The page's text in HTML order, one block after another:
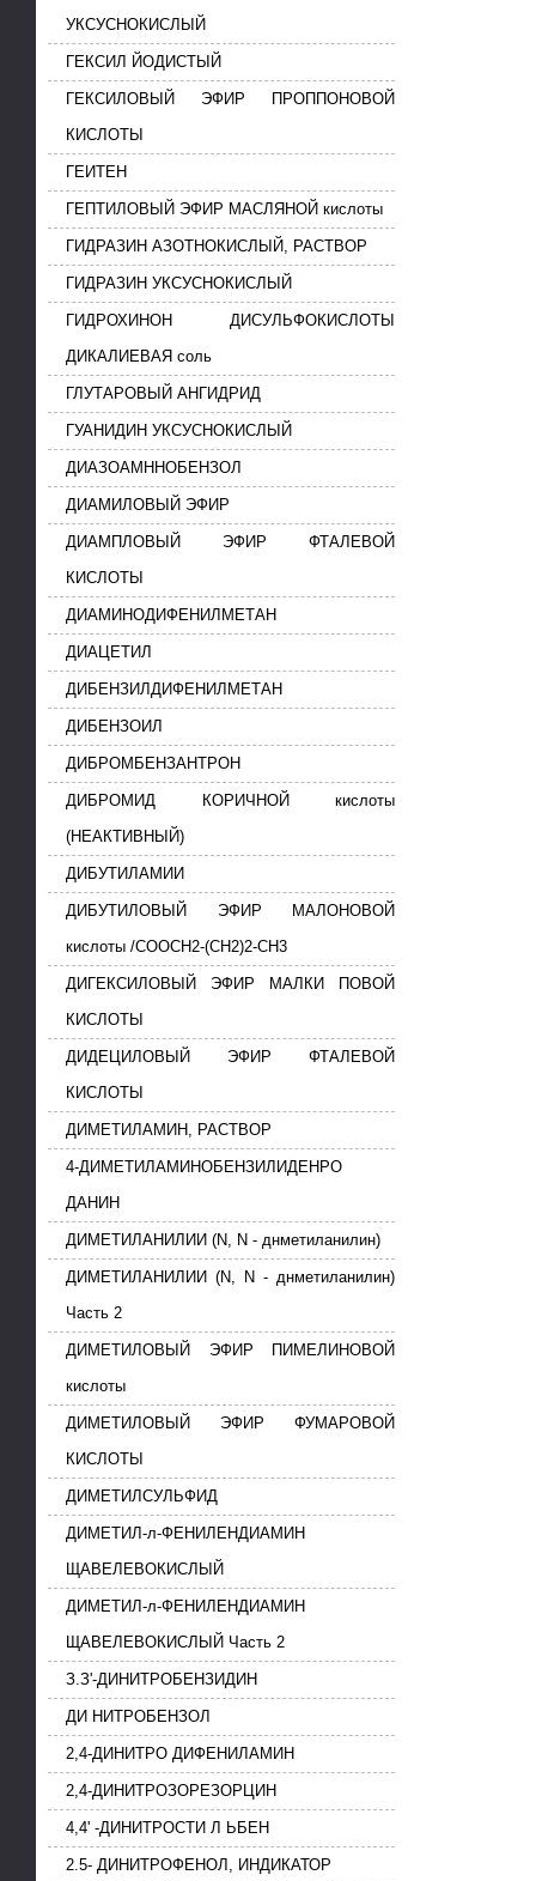
УКСУСНОКИСЛЫЙ
ГЕКСИЛ ЙОДИСТЫЙ
ГЕКСИЛОВЫЙ ЭФИР ПРОППОНОВОЙ
КИСЛОТЫ
ГЕИТЕН
ГЕПТИЛОВЫЙ ЭФИР МАСЛЯНОЙ кислоты
ГИДРАЗИН АЗОТНОКИСЛЫЙ, РАСТВОР
ГИДРАЗИН УКСУСНОКИСЛЫЙ
ГИДРОХИНОН ДИСУЛЬФОКИСЛОТЫ
ДИКАЛИЕВАЯ соль
ГЛУТАРОВЫЙ АНГИДРИД
ГУАНИДИН УКСУСНОКИСЛЫЙ
ДИАЗОАМННОБЕНЗОЛ
ДИАМИЛОВЫЙ ЭФИР
ДИАМПЛОВЫЙ ЭФИР ФТАЛЕВОЙ
КИСЛОТЫ
ДИАМИНОДИФЕНИЛМЕТАН
ДИАЦЕТИЛ
ДИБЕНЗИЛДИФЕНИЛМЕТАН
ДИБЕНЗОИЛ
ДИБРОМБЕНЗАНТРОН
ДИБРОМИД КОРИЧНОЙ кислоты
(НЕАКТИВНЫЙ)
ДИБУТИЛАМИИ
ДИБУТИЛОВЫЙ ЭФИР МАЛОНОВОЙ
кислоты /СООСН2-(СН2)2-СН3
ДИГЕКСИЛОВЫЙ ЭФИР МАЛКИ ПОВОЙ
КИСЛОТЫ
ДИДЕЦИЛОВЫЙ ЭФИР ФТАЛЕВОЙ
КИСЛОТЫ
ДИМЕТИЛАМИН, РАСТВОР
4-ДИМЕТИЛАМИНОБЕНЗИЛИДЕНРО
ДАНИН
ДИМЕТИЛАНИЛИИ (N, N - днметиланилин)
ДИМЕТИЛАНИЛИИ (N, N - днметиланилин)
Часть 2
ДИМЕТИЛОВЫЙ ЭФИР ПИМЕЛИНОВОЙ
кислоты
ДИМЕТИЛОВЫЙ ЭФИР ФУМАРОВОЙ
КИСЛОТЫ
ДИМЕТИЛСУЛЬФИД
ДИМЕТИЛ-л-ФЕНИЛЕНДИАМИН
ЩАВЕЛЕВОКИСЛЫЙ
ДИМЕТИЛ-л-ФЕНИЛЕНДИАМИН
ЩАВЕЛЕВОКИСЛЫЙ Часть 2
З.З'-ДИНИТРОБЕНЗИДИН
ДИ НИТРОБЕНЗОЛ
2,4-ДИНИТРО ДИФЕНИЛАМИН
2,4-ДИНИТРОЗОРЕЗОРЦИН
4,4' -ДИНИТРОСТИ Л ЬБЕН
2.5- ДИНИТРОФЕНОЛ, ИНДИКАТОР